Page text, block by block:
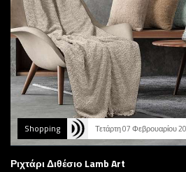
Shopping Τετάρτη 07 Φεβρουαρίου
Ριχτάρι Διθέσιο Lamb Art